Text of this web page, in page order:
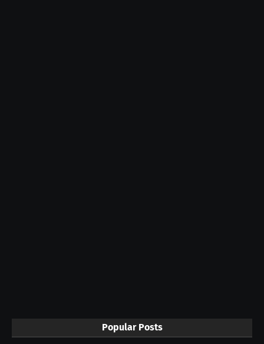
Popular Posts